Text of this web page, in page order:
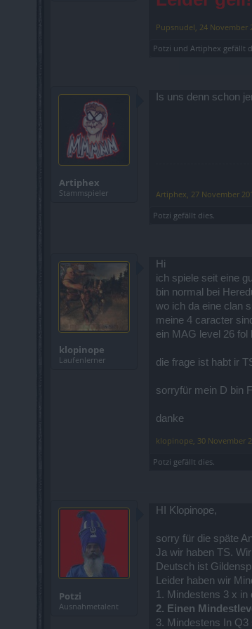
Pupsnudel, 24 November
Potzi und Artiphex gefällt
Artiphex
Stammspieler
Is uns denn schon
Artiphex, 27 November
Potzi gefällt dies.
klopinope
Laufenlerner
Hi
ich spiele seit eine
bin normal bei
wo ich da eine clan
meine 4 caracter
ein MAG level 26 fol
die frage ist habt ir
sorryfür mein D bin
danke
klopinope, 30 November
Potzi gefällt dies.
Potzi
Ausnahmetalent
HI Klopinope,
sorry für die späte
Ja wir haben TS.
Deutsch ist
Leider haben wir
1. Mindestens 3 x
2. Einen
3. Mindestens In Q3